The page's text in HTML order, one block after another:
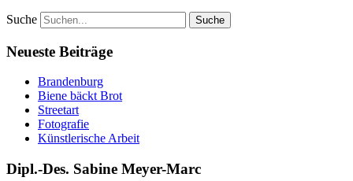
Suche
Neueste Beiträge
Brandenburg
Biene bäckt Brot
Streetart
Fotografie
Künstlerische Arbeit
Dipl.-Des. Sabine Meyer-Marc